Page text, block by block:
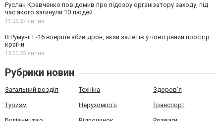
Руслан Кравченко повідомив про підозру організатору заходу, під
час якого загинули 10 людей
11:25,27 липня
В Румунії F-16 вперше збив дрон, який залетів у повітряний простір
країни
13:00,25 липня
Рубрики новин
Загальний розділ Техніка Здоров'я
Туризм Нерухомість Транспорт